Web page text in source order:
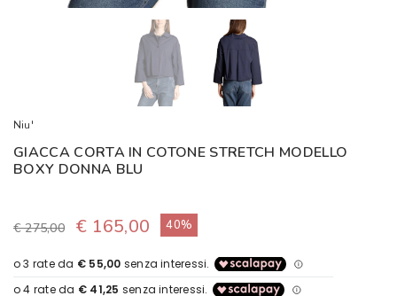
Niu'
GIACCA CORTA IN COTONE STRETCH MODELLO
BOXY DONNA BLU
€ 275,00 € 165,00 40%